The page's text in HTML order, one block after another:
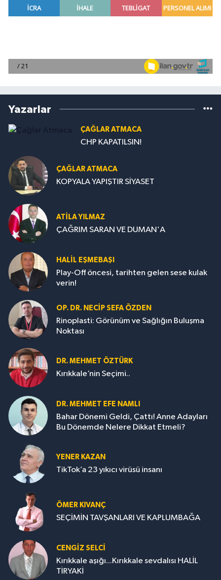
Yazarlar
ÇAĞLAR ATMACA
CHP KAPATILSIN!
ÇAĞLAR ATMACA
KOPYALA YAPIŞTIR SİYASET
ATILA YILMAZ
ÇAĞRIM SARAN VE DUMAN'A
HALIL EŞMEBAŞI
Play-Off öncesi, tarihten gelen sese kulak
verin!
OP. DR. NECIP SEFA ÖZDEN
Rinoplasti: Görünüm ve Sağlığın Buluşma
Noktası
DR. MEHMET ÖZTÜRK
Kırıkkale’nin Seçimi..
DR. MEHMET EFE NAMLI
Bahar Dönemi Geldi, Çattı! Anne Adayları
Bu Dönemde Nelere Dikkat Etmeli?
YENER KAZAN
TikTok’a 23 yıkıcı virüsü insanı
ÖMER KIVANÇ
SEÇİMİN TAVŞANLARI VE KAPLUMBAĞA
CENGİZ SELCİ
Kırıkkale aşığı...Kırıkkale sevdalısı HALİL
TİRYAKİ